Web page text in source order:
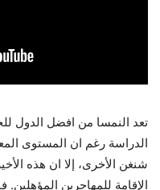
تعد النمسا من افضل الدول
الدراسة رغم ان المستوى
الإقامة للمهاجرين